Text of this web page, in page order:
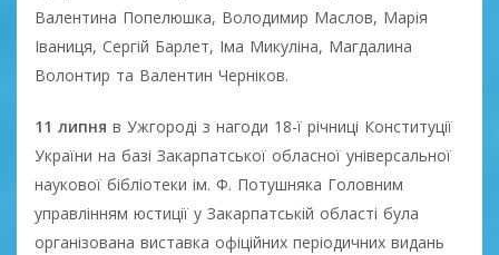
Валентина Попелюшка, Володимир Маслов, Марія
Іваниця, Сергій Барлет, Іма Микуліна, Магдалина
Волонтир та Валентин Черніков.
11 липня в Ужгороді з нагоди 18-ї річниці Конституції
України на базі Закарпатської обласної універсальної
наукової бібліотеки ім. Ф. Потушняка Головним
управлінням юстиції у Закарпатській області була
організована виставка офіційних періодичних видань